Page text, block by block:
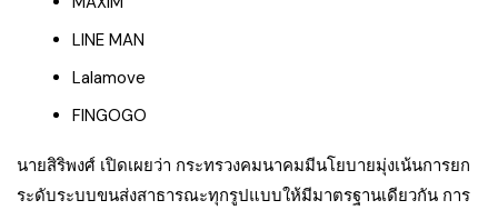
LINE MAN
Lalamove
FINGOGO
นายสิริพงศ์ เปิดเผยว่า กระทรวงคมนาคมมีนโยบายมุ่งเน้นการยก
ระดับระบบขนส่งสาธารณะทุกรูปแบบให้มีมาตรฐานเดียวกัน การ